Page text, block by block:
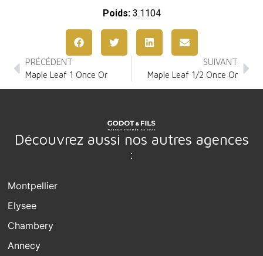
Poids:3.1104
PRÉCÉDENT
Maple Leaf 1 Once Or
SUIVANT
Maple Leaf 1/2 Once Or
Découvrez aussi nos autres agences
:
Montpellier
Elysee
Chambery
Annecy